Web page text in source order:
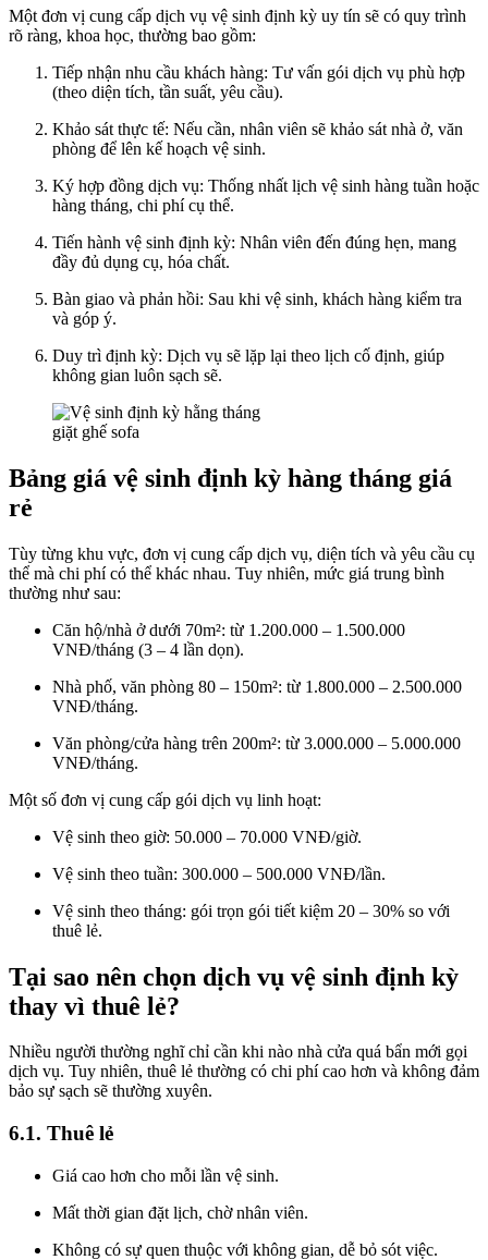
Một đơn vị cung cấp dịch vụ vệ sinh định kỳ uy tín sẽ có quy trình
rõ ràng, khoa học, thường bao gồm:
Tiếp nhận nhu cầu khách hàng: Tư vấn gói dịch vụ phù hợp
(theo diện tích, tần suất, yêu cầu).
Khảo sát thực tế: Nếu cần, nhân viên sẽ khảo sát nhà ở, văn
phòng để lên kế hoạch vệ sinh.
Ký hợp đồng dịch vụ: Thống nhất lịch vệ sinh hàng tuần hoặc
hàng tháng, chi phí cụ thể.
Tiến hành vệ sinh định kỳ: Nhân viên đến đúng hẹn, mang
đầy đủ dụng cụ, hóa chất.
Bàn giao và phản hồi: Sau khi vệ sinh, khách hàng kiểm tra
và góp ý.
Duy trì định kỳ: Dịch vụ sẽ lặp lại theo lịch cố định, giúp
không gian luôn sạch sẽ.
giặt ghế sofa
Bảng giá vệ sinh định kỳ hàng tháng giá
rẻ
Tùy từng khu vực, đơn vị cung cấp dịch vụ, diện tích và yêu cầu cụ
thể mà chi phí có thể khác nhau. Tuy nhiên, mức giá trung bình
thường như sau:
Căn hộ/nhà ở dưới 70m²: từ 1.200.000 – 1.500.000
VNĐ/tháng (3 – 4 lần dọn).
Nhà phố, văn phòng 80 – 150m²: từ 1.800.000 – 2.500.000
VNĐ/tháng.
Văn phòng/cửa hàng trên 200m²: từ 3.000.000 – 5.000.000
VNĐ/tháng.
Một số đơn vị cung cấp gói dịch vụ linh hoạt:
Vệ sinh theo giờ: 50.000 – 70.000 VNĐ/giờ.
Vệ sinh theo tuần: 300.000 – 500.000 VNĐ/lần.
Vệ sinh theo tháng: gói trọn gói tiết kiệm 20 – 30% so với
thuê lẻ.
Tại sao nên chọn dịch vụ vệ sinh định kỳ
thay vì thuê lẻ?
Nhiều người thường nghĩ chỉ cần khi nào nhà cửa quá bẩn mới gọi
dịch vụ. Tuy nhiên, thuê lẻ thường có chi phí cao hơn và không đảm
bảo sự sạch sẽ thường xuyên.
6.1. Thuê lẻ
Giá cao hơn cho mỗi lần vệ sinh.
Mất thời gian đặt lịch, chờ nhân viên.
Không có sự quen thuộc với không gian, dễ bỏ sót việc.